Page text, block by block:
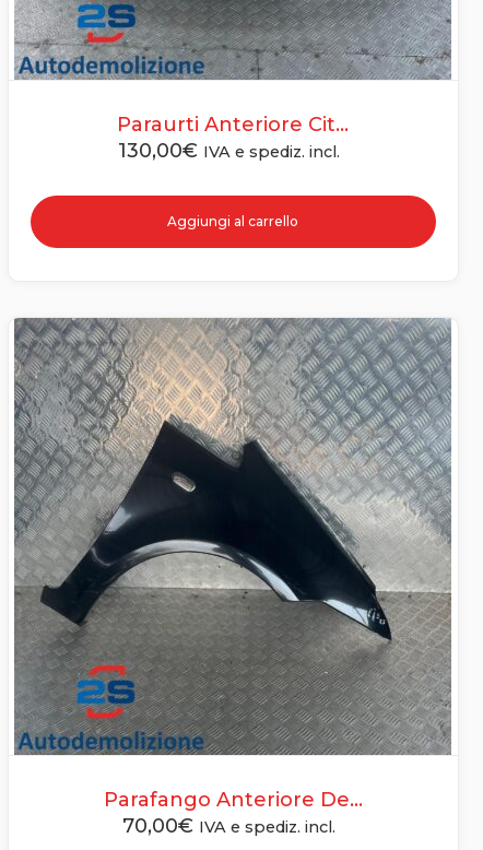
Paraurti Anteriore Cit...
130,00€ IVA e spediz. incl.
Aggiungi al carrello
Parafango Anteriore De...
70,00€ IVA e spediz. incl.